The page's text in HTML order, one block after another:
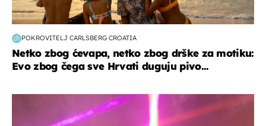
POKROVITELJ CARLSBERG CROATIA
Netko zbog ćevapa, netko zbog drške za motiku:
Evo zbog čega sve Hrvati duguju pivo...